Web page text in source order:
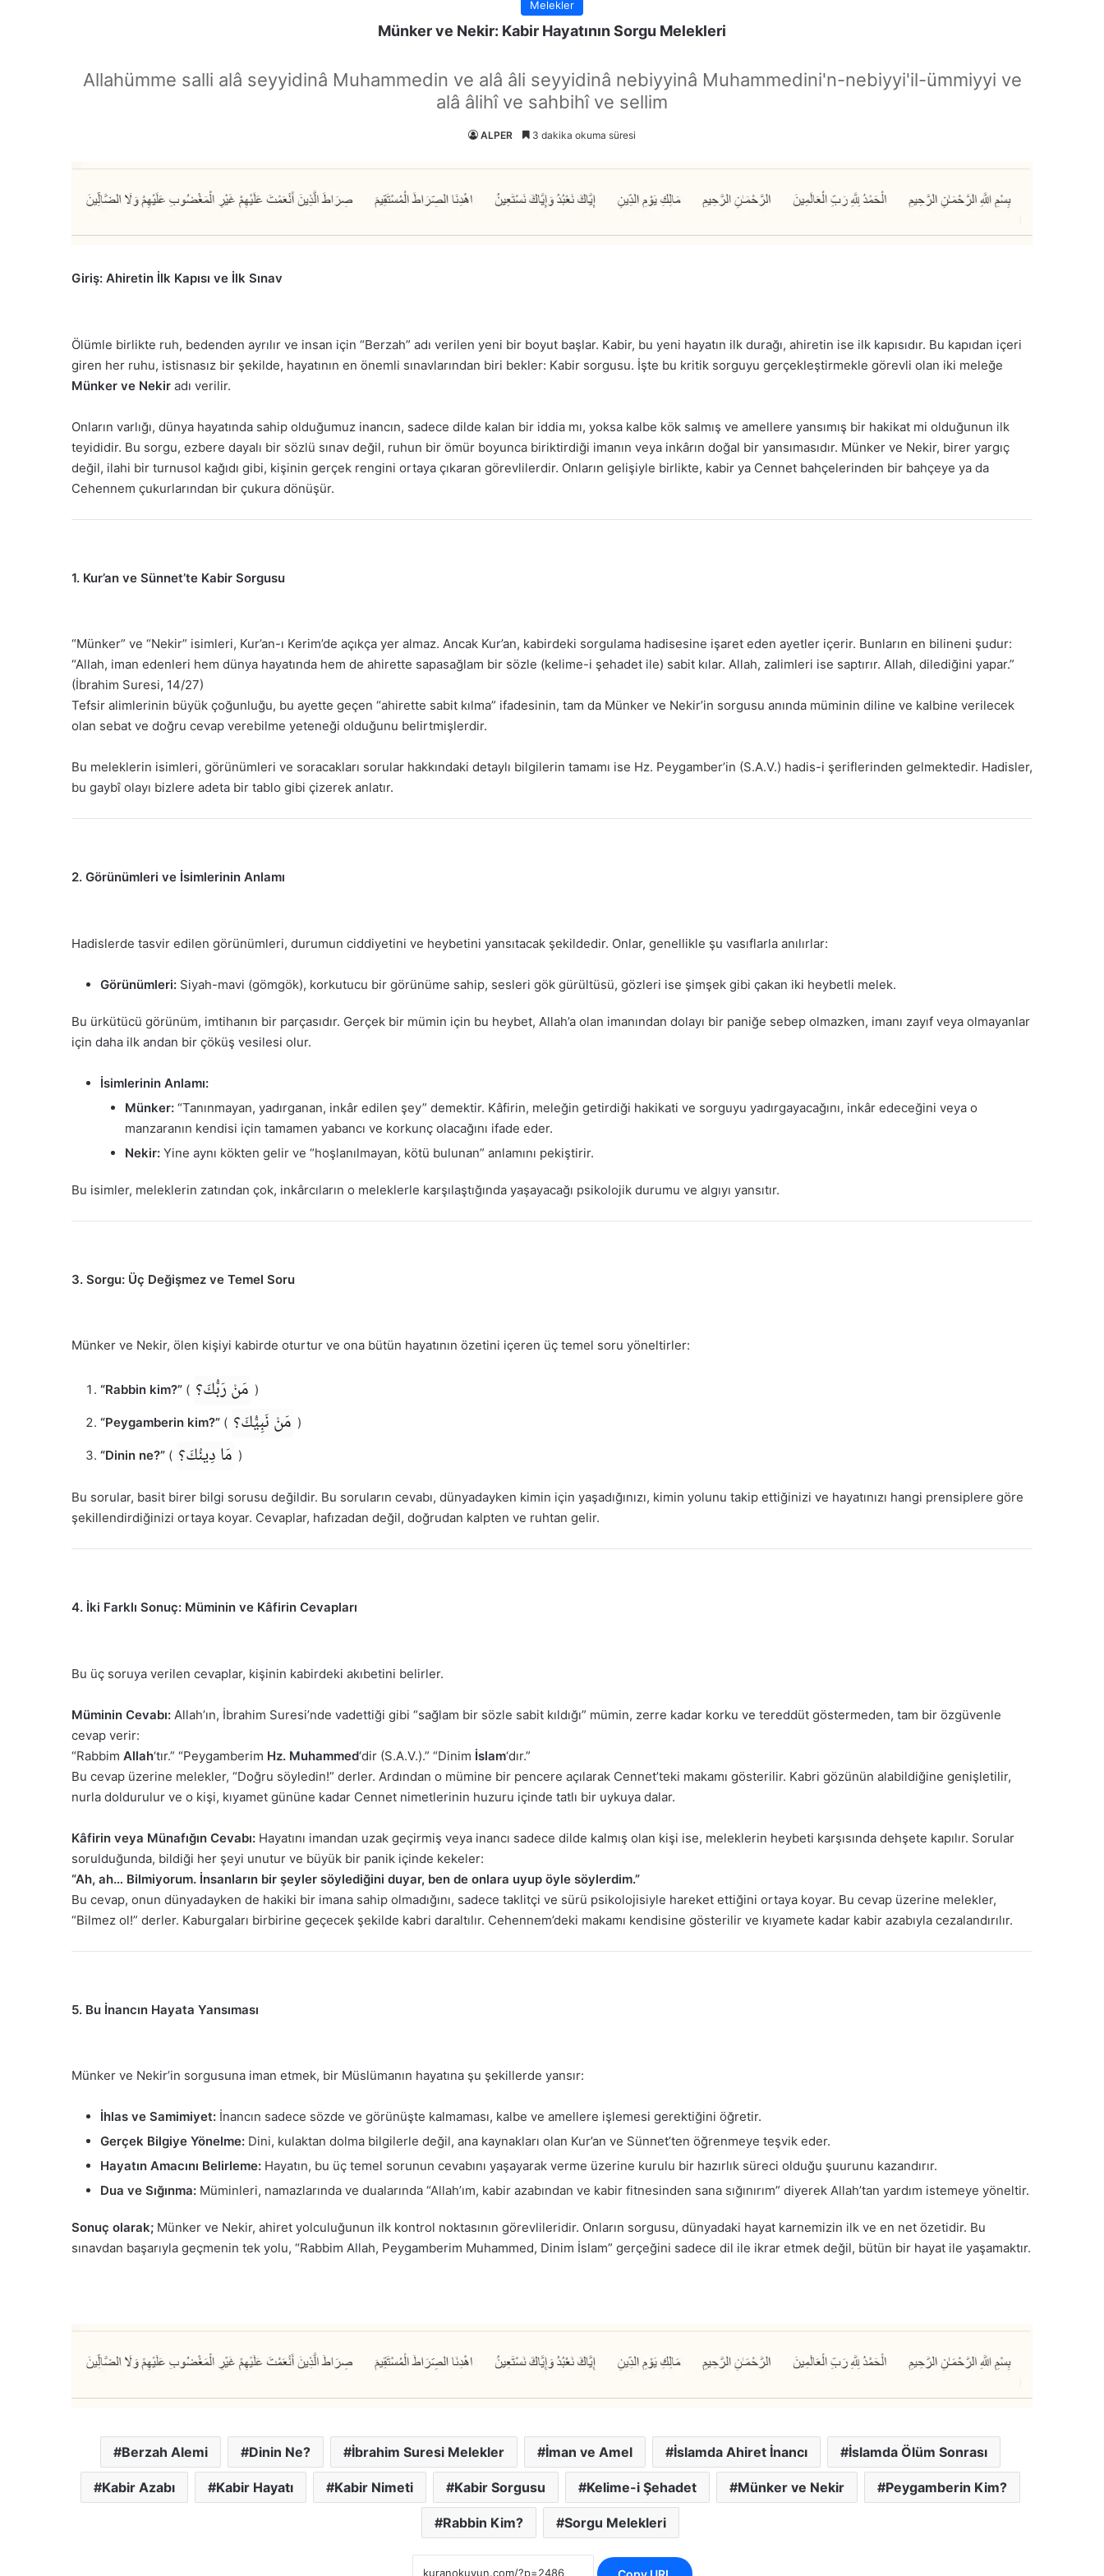
Melekler
Münker ve Nekir: Kabir Hayatının Sorgu Melekleri
Allahümme salli alâ seyyidinâ Muhammedin ve alâ âli seyyidinâ nebiyyinâ Muhammedini'n-nebiyyi'il-ümmiyyi ve
alâ âlihî ve sahbihî ve sellim
ALPER 3 dakika okuma süresi
Giriş: Ahiretin İlk Kapısı ve İlk Sınav
Ölümle birlikte ruh, bedenden ayrılır ve insan için “Berzah” adı verilen yeni bir boyut başlar. Kabir, bu yeni hayatın ilk durağı, ahiretin ise ilk kapısıdır. Bu kapıdan içeri
giren her ruhu, istisnasız bir şekilde, hayatının en önemli sınavlarından biri bekler: Kabir sorgusu. İşte bu kritik sorguyu gerçekleştirmekle görevli olan iki meleğe
Münker ve Nekir adı verilir.
Onların varlığı, dünya hayatında sahip olduğumuz inancın, sadece dilde kalan bir iddia mı, yoksa kalbe kök salmış ve amellere yansımış bir hakikat mi olduğunun ilk
teyididir. Bu sorgu, ezbere dayalı bir sözlü sınav değil, ruhun bir ömür boyunca biriktirdiği imanın veya inkârın doğal bir yansımasıdır. Münker ve Nekir, birer yargıç
değil, ilahi bir turnusol kağıdı gibi, kişinin gerçek rengini ortaya çıkaran görevlilerdir. Onların gelişiyle birlikte, kabir ya Cennet bahçelerinden bir bahçeye ya da
Cehennem çukurlarından bir çukura dönüşür.
1. Kur’an ve Sünnet’te Kabir Sorgusu
“Münker” ve “Nekir” isimleri, Kur’an-ı Kerim’de açıkça yer almaz. Ancak Kur’an, kabirdeki sorgulama hadisesine işaret eden ayetler içerir. Bunların en bilineni şudur:
“Allah, iman edenleri hem dünya hayatında hem de ahirette sapasağlam bir sözle (kelime-i şehadet ile) sabit kılar. Allah, zalimleri ise saptırır. Allah, dilediğini yapar.”
(İbrahim Suresi, 14/27)
Tefsir alimlerinin büyük çoğunluğu, bu ayette geçen “ahirette sabit kılma” ifadesinin, tam da Münker ve Nekir’in sorgusu anında müminin diline ve kalbine verilecek
olan sebat ve doğru cevap verebilme yeteneği olduğunu belirtmişlerdir.
Bu meleklerin isimleri, görünümleri ve soracakları sorular hakkındaki detaylı bilgilerin tamamı ise Hz. Peygamber’in (S.A.V.) hadis-i şeriflerinden gelmektedir. Hadisler,
bu gaybî olayı bizlere adeta bir tablo gibi çizerek anlatır.
2. Görünümleri ve İsimlerinin Anlamı
Hadislerde tasvir edilen görünümleri, durumun ciddiyetini ve heybetini yansıtacak şekildedir. Onlar, genellikle şu vasıflarla anılırlar:
Görünümleri: Siyah-mavi (gömgök), korkutucu bir görünüme sahip, sesleri gök gürültüsü, gözleri ise şimşek gibi çakan iki heybetli melek.
Bu ürkütücü görünüm, imtihanın bir parçasıdır. Gerçek bir mümin için bu heybet, Allah’a olan imanından dolayı bir paniğe sebep olmazken, imanı zayıf veya olmayanlar
için daha ilk andan bir çöküş vesilesi olur.
İsimlerinin Anlamı:
Münker: “Tanınmayan, yadırganan, inkâr edilen şey” demektir. Kâfirin, meleğin getirdiği hakikati ve sorguyu yadırgayacağını, inkâr edeceğini veya o
manzaranın kendisi için tamamen yabancı ve korkunç olacağını ifade eder.
Nekir: Yine aynı kökten gelir ve “hoşlanılmayan, kötü bulunan” anlamını pekiştirir.
Bu isimler, meleklerin zatından çok, inkârcıların o meleklerle karşılaştığında yaşayacağı psikolojik durumu ve algıyı yansıtır.
3. Sorgu: Üç Değişmez ve Temel Soru
Münker ve Nekir, ölen kişiyi kabirde oturtur ve ona bütün hayatının özetini içeren üç temel soru yöneltirler:
“Rabbin kim?” ( مَنْ رَبُّكَ؟ )
“Peygamberin kim?” ( مَنْ نَبِيُّكَ؟ )
“Dinin ne?” ( مَا دِينُكَ؟ )
Bu sorular, basit birer bilgi sorusu değildir. Bu soruların cevabı, dünyadayken kimin için yaşadığınızı, kimin yolunu takip ettiğinizi ve hayatınızı hangi prensiplere göre
şekillendirdiğinizi ortaya koyar. Cevaplar, hafızadan değil, doğrudan kalpten ve ruhtan gelir.
4. İki Farklı Sonuç: Müminin ve Kâfirin Cevapları
Bu üç soruya verilen cevaplar, kişinin kabirdeki akıbetini belirler.
Müminin Cevabı: Allah’ın, İbrahim Suresi’nde vadettiği gibi “sağlam bir sözle sabit kıldığı” mümin, zerre kadar korku ve tereddüt göstermeden, tam bir özgüvenle
cevap verir:
“Rabbim Allah‘tır.” “Peygamberim Hz. Muhammed‘dir (S.A.V.).” “Dinim İslam‘dır.”
Bu cevap üzerine melekler, “Doğru söyledin!” derler. Ardından o mümine bir pencere açılarak Cennet’teki makamı gösterilir. Kabri gözünün alabildiğine genişletilir,
nurla doldurulur ve o kişi, kıyamet gününe kadar Cennet nimetlerinin huzuru içinde tatlı bir uykuya dalar.
Kâfirin veya Münafığın Cevabı: Hayatını imandan uzak geçirmiş veya inancı sadece dilde kalmış olan kişi ise, meleklerin heybeti karşısında dehşete kapılır. Sorular
sorulduğunda, bildiği her şeyi unutur ve büyük bir panik içinde kekeler:
“Ah, ah… Bilmiyorum. İnsanların bir şeyler söylediğini duyar, ben de onlara uyup öyle söylerdim.”
Bu cevap, onun dünyadayken de hakiki bir imana sahip olmadığını, sadece taklitçi ve sürü psikolojisiyle hareket ettiğini ortaya koyar. Bu cevap üzerine melekler,
“Bilmez ol!” derler. Kaburgaları birbirine geçecek şekilde kabri daraltılır. Cehennem’deki makamı kendisine gösterilir ve kıyamete kadar kabir azabıyla cezalandırılır.
5. Bu İnancın Hayata Yansıması
Münker ve Nekir’in sorgusuna iman etmek, bir Müslümanın hayatına şu şekillerde yansır:
İhlas ve Samimiyet: İnancın sadece sözde ve görünüşte kalmaması, kalbe ve amellere işlemesi gerektiğini öğretir.
Gerçek Bilgiye Yönelme: Dini, kulaktan dolma bilgilerle değil, ana kaynakları olan Kur’an ve Sünnet’ten öğrenmeye teşvik eder.
Hayatın Amacını Belirleme: Hayatın, bu üç temel sorunun cevabını yaşayarak verme üzerine kurulu bir hazırlık süreci olduğu şuurunu kazandırır.
Dua ve Sığınma: Müminleri, namazlarında ve dualarında “Allah’ım, kabir azabından ve kabir fitnesinden sana sığınırım” diyerek Allah’tan yardım istemeye yöneltir.
Sonuç olarak; Münker ve Nekir, ahiret yolculuğunun ilk kontrol noktasının görevlileridir. Onların sorgusu, dünyadaki hayat karnemizin ilk ve en net özetidir. Bu
sınavdan başarıyla geçmenin tek yolu, “Rabbim Allah, Peygamberim Muhammed, Dinim İslam” gerçeğini sadece dil ile ikrar etmek değil, bütün bir hayat ile yaşamaktır.
Berzah Alemi Dinin Ne? İbrahim Suresi Melekler İman ve Amel İslamda Ahiret İnancı İslamda Ölüm Sonrası
Kabir Azabı Kabir Hayatı Kabir Nimeti Kabir Sorgusu Kelime-i Şehadet Münker ve Nekir Peygamberin Kim?
Rabbin Kim? Sorgu Melekleri